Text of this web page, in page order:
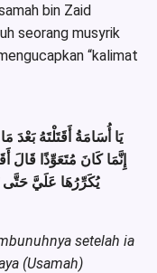
bin Zaid
seorang musyrik
“kalimat
إِنَّمَا كَانَ مُتَعَوِّذًا قَالَ
يُكَرِّرُهَا عَلَيَّ حَتَّى
setelah ia
(Usamah)